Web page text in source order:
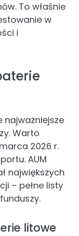
To właśnie
w
i
najważniejsze
Warto
2026 r.
AUM
największych
– pełne listy
litowe